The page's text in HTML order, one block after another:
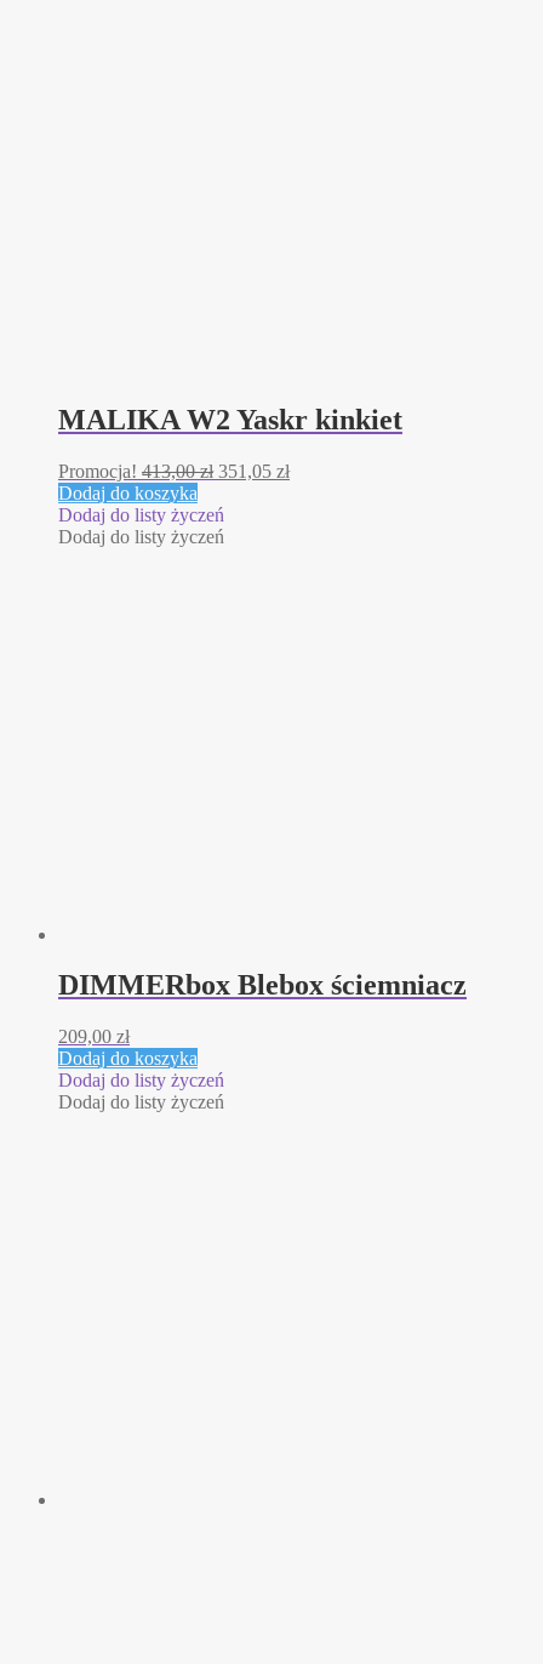
MALIKA W2 Yaskr kinkiet
Promocja! 413,00zł Pierwotna
wynosiła:
413,00 zł.
351,05 złAktualna
Dodaj do koszyka
Dodaj do listy życzeń
Dodaj do listy życzeń
DIMMERbox Blebox ściemniacz
209,00 zł
Dodaj do koszyka
Dodaj do listy życzeń
Dodaj do listy życzeń